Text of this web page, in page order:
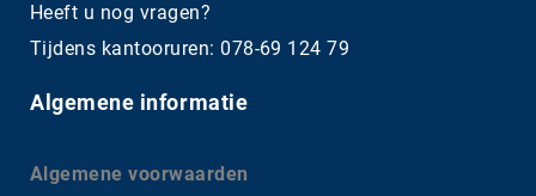
Heeft u nog vragen?
Tijdens kantooruren: 078-69 124 79
Algemene informatie
Algemene voorwaarden